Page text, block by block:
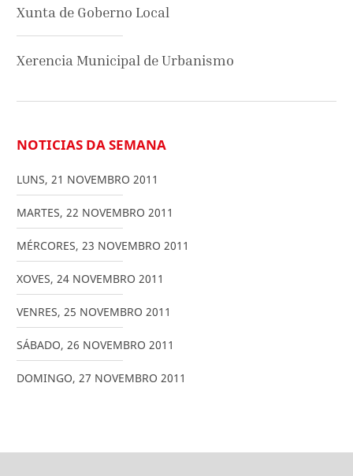
Xunta de Goberno Local
Xerencia Municipal de Urbanismo
NOTICIAS DA SEMANA
LUNS, 21 NOVEMBRO 2011
MARTES, 22 NOVEMBRO 2011
MÉRCORES, 23 NOVEMBRO 2011
XOVES, 24 NOVEMBRO 2011
VENRES, 25 NOVEMBRO 2011
SÁBADO, 26 NOVEMBRO 2011
DOMINGO, 27 NOVEMBRO 2011